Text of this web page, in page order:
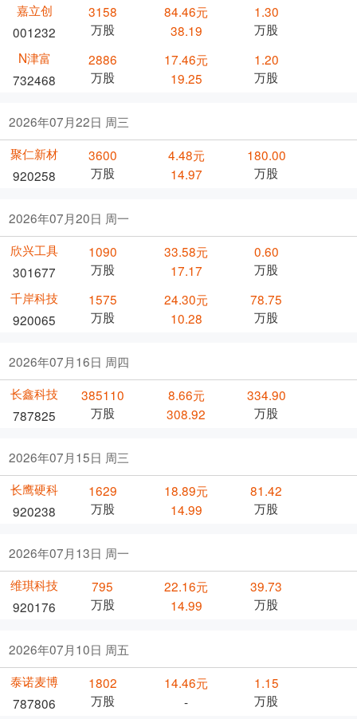
嘉立创
001232
3158
万股
84.46元
38.19
1.30
万股
N津富
732468
2886
万股
17.46元
19.25
1.20
万股
2026年07月22日 周三
聚仁新材
920258
3600
万股
4.48元
14.97
180.00
万股
2026年07月20日 周一
欣兴工具
301677
1090
万股
33.58元
17.17
0.60
万股
千岸科技
920065
1575
万股
24.30元
10.28
78.75
万股
2026年07月16日 周四
长鑫科技
787825
385110
万股
8.66元
308.92
334.90
万股
2026年07月15日 周三
长鹰硬科
920238
1629
万股
18.89元
14.99
81.42
万股
2026年07月13日 周一
维琪科技
920176
795
万股
22.16元
14.99
39.73
万股
2026年07月10日 周五
泰诺麦博
787806
1802
万股
14.46元
-
1.15
万股